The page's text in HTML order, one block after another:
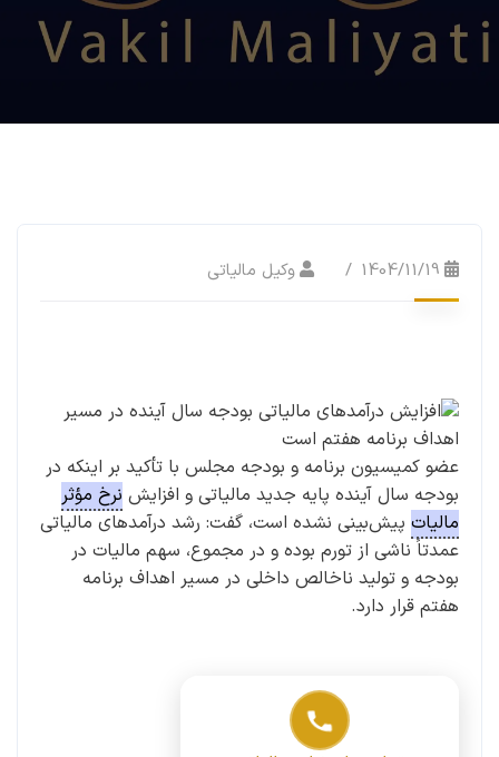
1404/11/19 وکیل مالیاتی
عضو کمیسیون برنامه و بودجه مجلس با تأکید بر اینکه در
بودجه سال آینده پایه جدید مالیاتی و افزایش نرخ مؤثر
مالیات پیش‌بینی نشده است، گفت: رشد درآمد‌های مالیاتی
عمدتاً ناشی از تورم بوده و در مجموع، سهم مالیات در
بودجه و تولید ناخالص داخلی در مسیر اهداف برنامه
هفتم قرار دارد.